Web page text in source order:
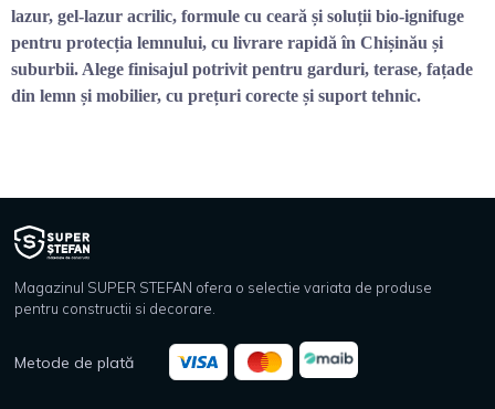
lazur, gel-lazur acrilic, formule cu ceară și soluții bio-ignifuge
pentru protecția lemnului, cu livrare rapidă în Chișinău și
suburbii. Alege finisajul potrivit pentru garduri, terase, fațade
din lemn și mobilier, cu prețuri corecte și suport tehnic.
Magazinul SUPER STEFAN ofera o selectie variata de produse
pentru constructii si decorare.
Metode de plată